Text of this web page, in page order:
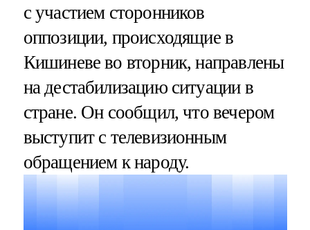
с участием сторонников
оппозиции, происходящие в
Кишиневе во вторник, направлены
на дестабилизацию ситуации в
стране. Он сообщил, что вечером
выступит с телевизионным
обращением к народу.